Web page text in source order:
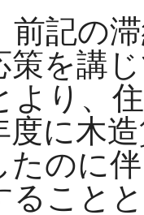
記の
策を講
より、
度に木
たのに
ること